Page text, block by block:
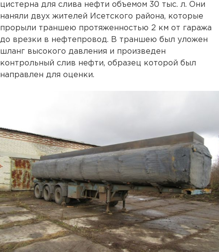
цистерна для слива нефти объемом 30 тыс. л. Они
наняли двух жителей Исетского района, которые
прорыли траншею протяженностью 2 км от гаража
до врезки в нефтепровод. В траншею был уложен
шланг высокого давления и произведен
контрольный слив нефти, образец которой был
направлен для оценки.